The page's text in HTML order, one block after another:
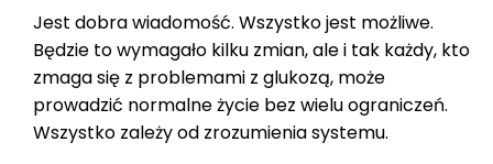
Jest dobra wiadomość. Wszystko jest możliwe.
Będzie to wymagało kilku zmian, ale i tak każdy, kto
zmaga się z problemami z glukozą, może
prowadzić normalne życie bez wielu ograniczeń.
Wszystko zależy od zrozumienia systemu.